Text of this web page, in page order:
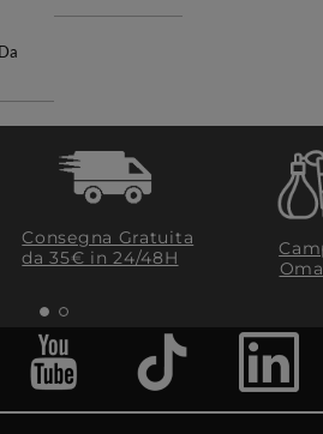
Consegna Gratuita
da 35€​ in 24/48H